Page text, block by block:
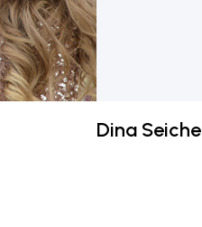
Dina Seiche